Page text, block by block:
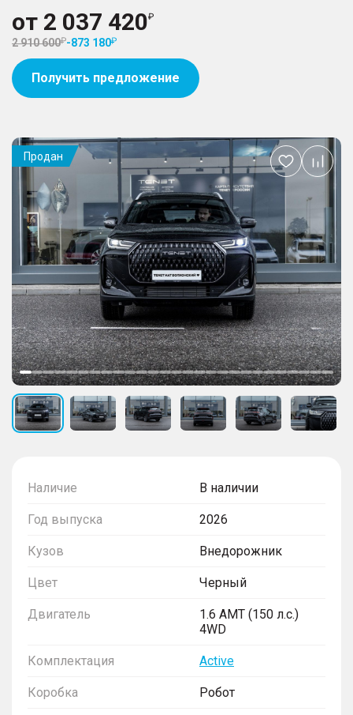
от 2 037 420
2 910 600 -873 180
Получить предложение
Наличие В наличии
Год выпуска 2026
Кузов Внедорожник
Цвет Черный
Двигатель
1.6 AMT (150 л.с.)
4WD
Комплектация Active
Коробка Робот
Продан
Добавить
в
избранное